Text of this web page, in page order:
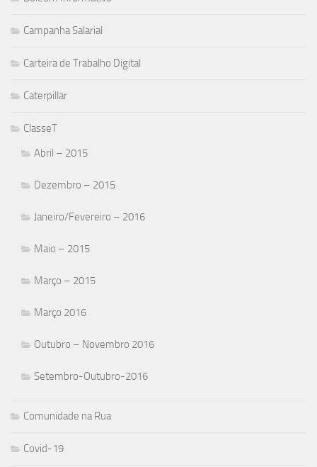
Campanha Salarial
Carteira de Trabalho Digital
Caterpillar
ClasseT
Abril – 2015
Dezembro – 2015
Janeiro/Fevereiro – 2016
Maio – 2015
Março – 2015
Março 2016
Outubro – Novembro 2016
Setembro-Outubro-2016
Comunidade na Rua
Covid-19